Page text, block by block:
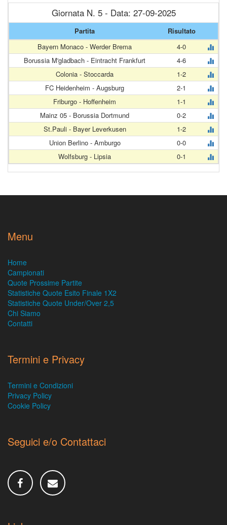
Giornata N. 5 - Data: 27-09-2025
Partita
Risultato
Bayern Monaco - Werder Brema
4-0
Borussia M'gladbach - Eintracht Frankfurt
4-6
Colonia - Stoccarda
1-2
FC Heidenheim - Augsburg
2-1
Friburgo - Hoffenheim
1-1
Mainz 05 - Borussia Dortmund
0-2
St.Pauli - Bayer Leverkusen
1-2
Union Berlino - Amburgo
0-0
Wolfsburg - Lipsia
0-1
Menu
Home
Campionati
Quote Prossime Partite
Statistiche Quote Esito Finale 1X2
Statistiche Quote Under/Over 2,5
Chi Siamo
Contatti
Termini e Privacy
Termini e Condizioni
Privacy Policy
Cookie Policy
Seguici e/o Contattaci